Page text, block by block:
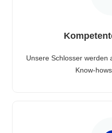
Unsere Schlosser werden
Know-